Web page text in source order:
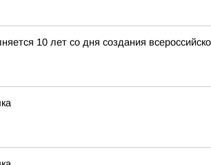
10 лет со дня создания